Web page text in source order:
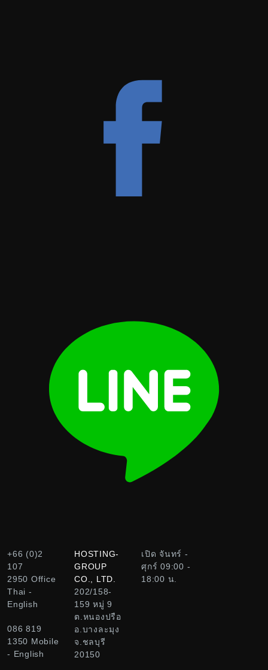
+66 (0)2
107
2950 Office
Thai -
English
086 819
1350 Mobile
- English
HOSTING-
GROUP
CO., LTD.
202/158-
159 หมู่ 9
ต.หนองปรือ
อ.บางละมุง
จ.ชลบุรี
20150
เปิด จันทร์ -
ศุกร์ 09:00 -
18:00 น.